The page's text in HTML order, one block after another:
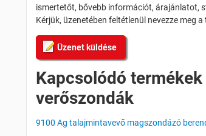
ismertetőt, bővebb információt, árajánlatot,
Kérjük, üzenetében feltétlenül nevezze meg a
Üzenet küldése
Kapcsolódó
verőszondák
9100 Ag talajmintavevő magszondázó